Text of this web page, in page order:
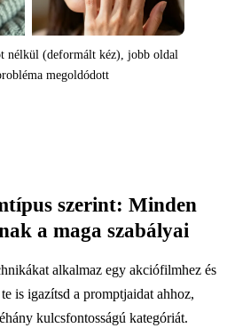
nélkül (deformált kéz), jobb oldal
megoldódott
szerint: Minden
a maga szabályai
alkalmaz egy akciófilmhez és
is igazítsd a promptjaidat ahhoz,
kulcsfontosságú kategóriát.